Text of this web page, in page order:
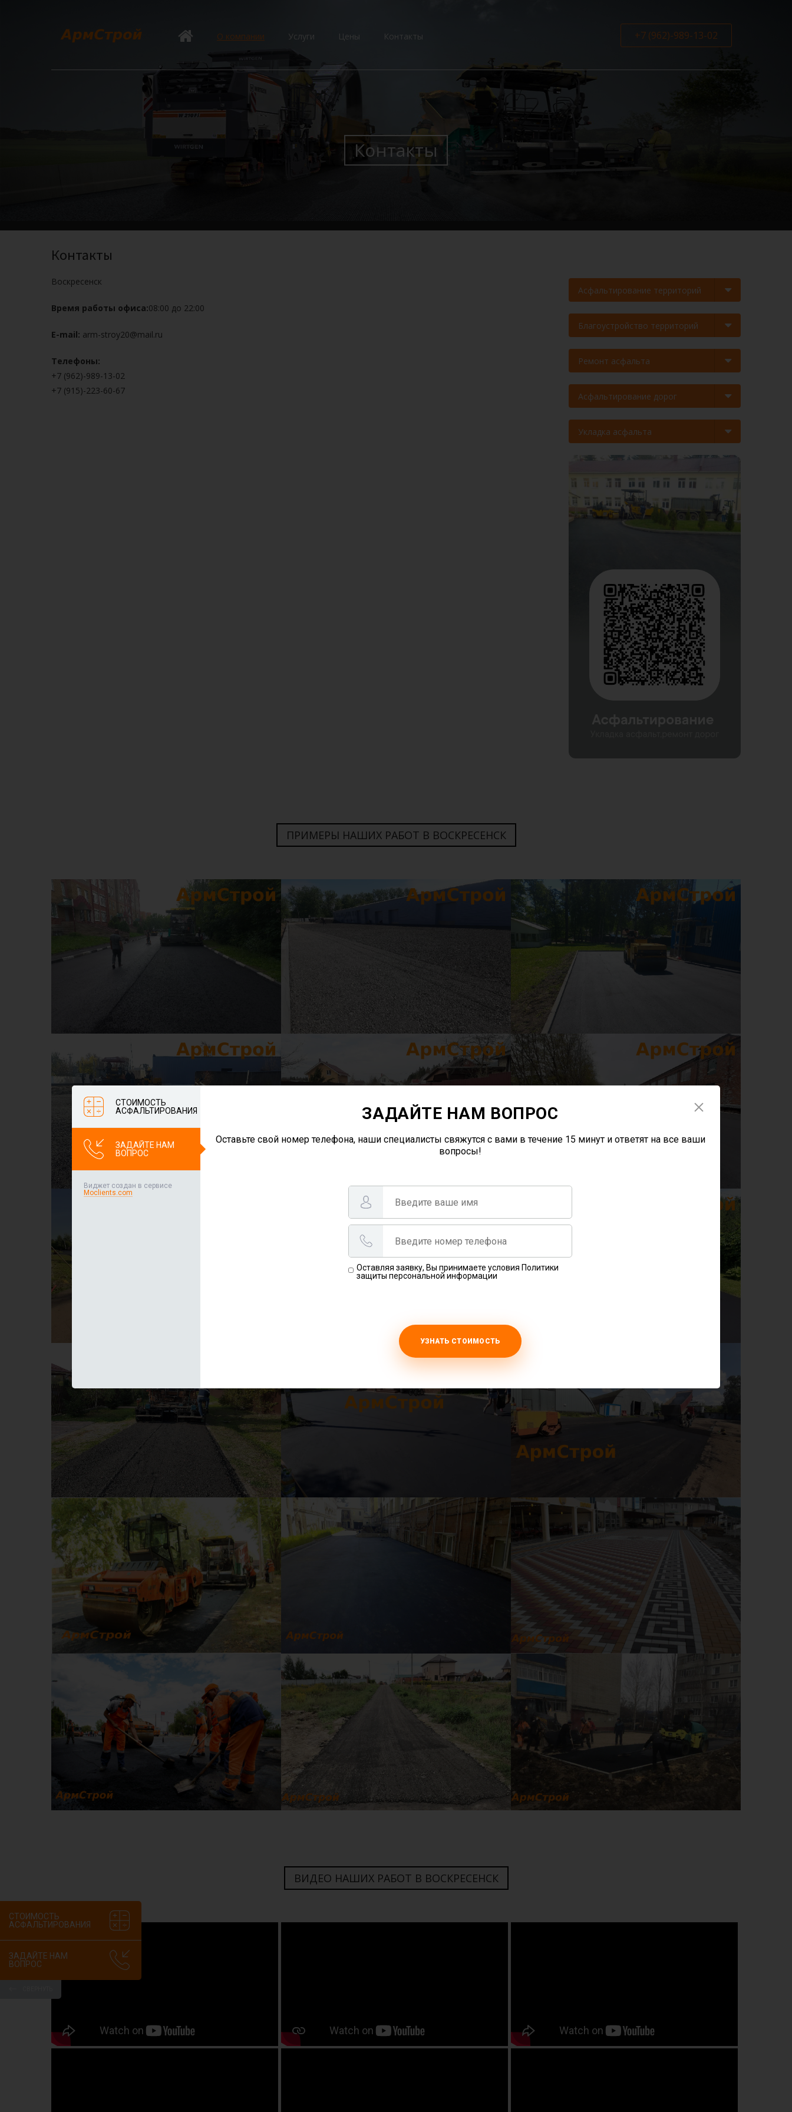
О компании Услуги Цены Контакты +7 (962)-989-13-02
Контакты
Асфальтирование территорий
Благоустройство территорий
Ремонт асфальта
Асфальтирование дорог
Укладка асфальта
Контакты
Воскресенск
Время работы офиса:08:00 до 22:00
E-mail: arm-stroy20@mail.ru
Телефоны:
+7 (962)-989-13-02
+7 (915)-223-60-67
ПРИМЕРЫ НАШИХ РАБОТ В ВОСКРЕСЕНСК
ВИДЕО НАШИХ РАБОТ В ВОСКРЕСЕНСК
СТОИМОСТЬ
АСФАЛЬТИРОВАНИЯ
ЗАДАЙТЕ НАМ
ВОПРОС
СТОИМОСТЬ
АСФАЛЬТИРОВАНИЯ
ЗАДАЙТЕ НАМ
ВОПРОС
Виджет создан в сервисе
Moclients.com
ЗАДАЙТЕ НАМ ВОПРОС
Оставьте свой номер телефона, наши специалисты свяжутся с вами в течение 15 минут и ответят на все ваши
вопросы!
Оставляя заявку, Вы принимаете условия Политики
защиты персональной информации
УЗНАТЬ СТОИМОСТЬ